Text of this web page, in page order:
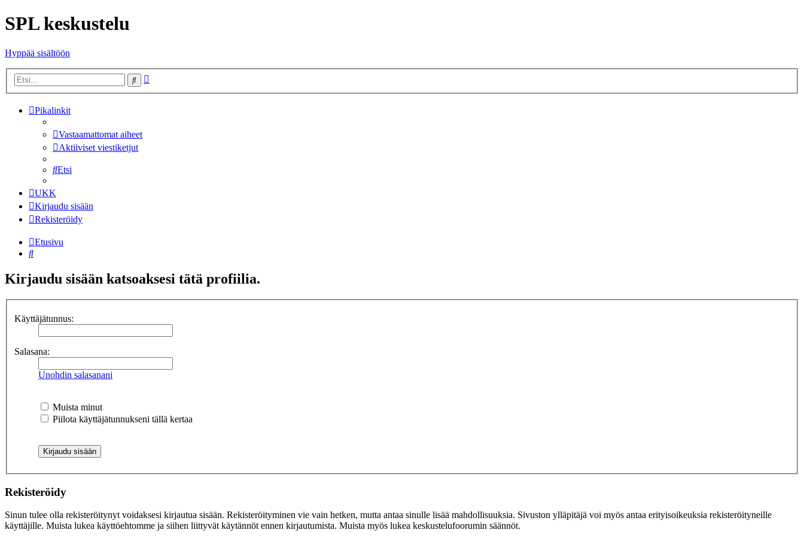
SPL keskustelu
Hyppää sisältöön
Etsi
Pikalinkit
Vastaamattomat aiheet
Aktiiviset viestiketjut
Etsi
UKK
Kirjaudu sisään
Rekisteröidy
Etusivu
Etsi
Kirjaudu sisään katsoaksesi tätä profiilia.
Käyttäjätunnus:
Salasana:
Unohdin salasanani
Muista minut
Piilota käyttäjätunnukseni tällä kertaa
Rekisteröidy
Sinun tulee olla rekisteröitynyt voidaksesi kirjautua sisään. Rekisteröityminen vie vain hetken, mutta antaa sinulle lisää mahdollisuuksia. Sivuston ylläpitäjä voi myös antaa erityisoikeuksia rekisteröityneille
käyttäjille. Muista lukea käyttöehtomme ja siihen liittyvät käytännöt ennen kirjautumista. Muista myös lukea keskustelufoorumin säännöt.